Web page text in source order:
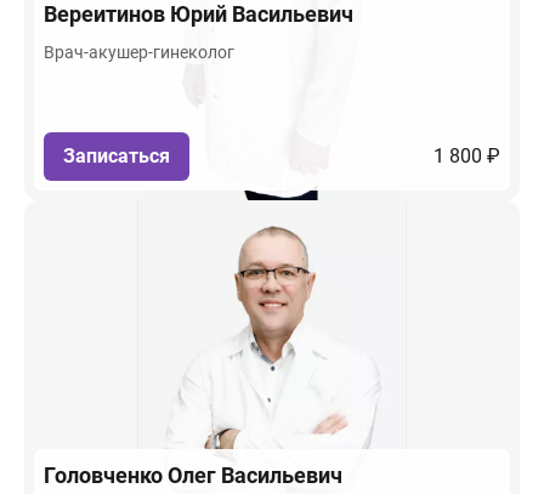
Вереитинов Юрий Васильевич
Врач-акушер-гинеколог
Записаться 1 800 ₽
ГоловченкоОлег Васильевич